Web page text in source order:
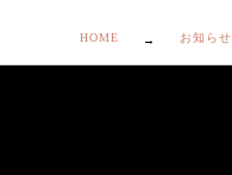
HOME お知らせ